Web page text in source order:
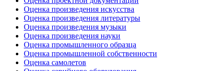
Оценка произведения искусства
Оценка произведения литературы
Оценка произведения музыки
Оценка произведения науки
Оценка промышленного образца
Оценка промышленной собственности
Оценка самолетов